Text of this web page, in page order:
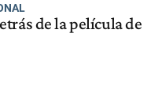
de la película de